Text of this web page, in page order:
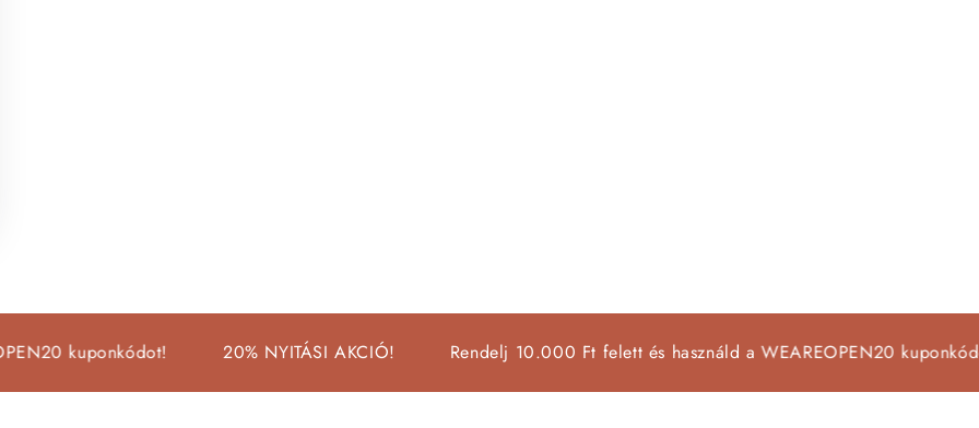
20% NYITÁSI AKCIÓ! Rendelj 10.000 Ft felett és használd a WEAREOPEN20 kuponkódot!